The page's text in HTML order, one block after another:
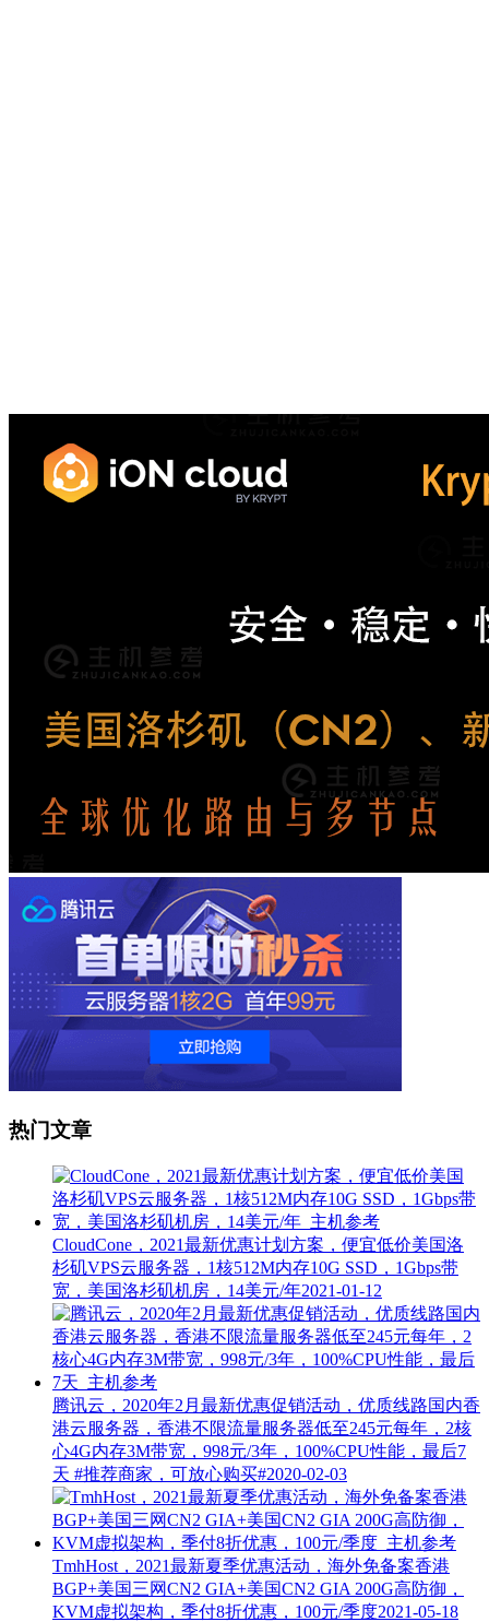
热门文章
CloudCone，2021最新优惠计划方案，便宜低价美国洛
杉矶VPS云服务器，1核512M内存10G SSD，1Gbps带
宽，美国洛杉矶机房，14美元/年2021-01-12
腾讯云，2020年2月最新优惠促销活动，优质线路国内香
港云服务器，香港不限流量服务器低至245元每年，2核
心4G内存3M带宽，998元/3年，100%CPU性能，最后7
天 #推荐商家，可放心购买#2020-02-03
TmhHost，2021最新夏季优惠活动，海外免备案香港
BGP+美国三网CN2 GIA+美国CN2 GIA 200G高防御，
KVM虚拟架构，季付8折优惠，100元/季度2021-05-18